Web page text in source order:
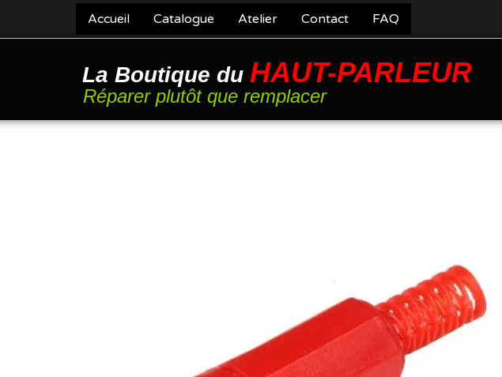
Accueil Catalogue Atelier Contact FAQ
La Boutique du HAUT-PARLEUR
Réparer plutôt que remplacer